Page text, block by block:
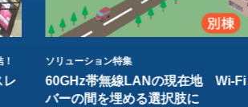
レ
ソリューション特集
60GHz帯無線LANの現在地 Wi-Fi
バーの間を埋める選択肢に